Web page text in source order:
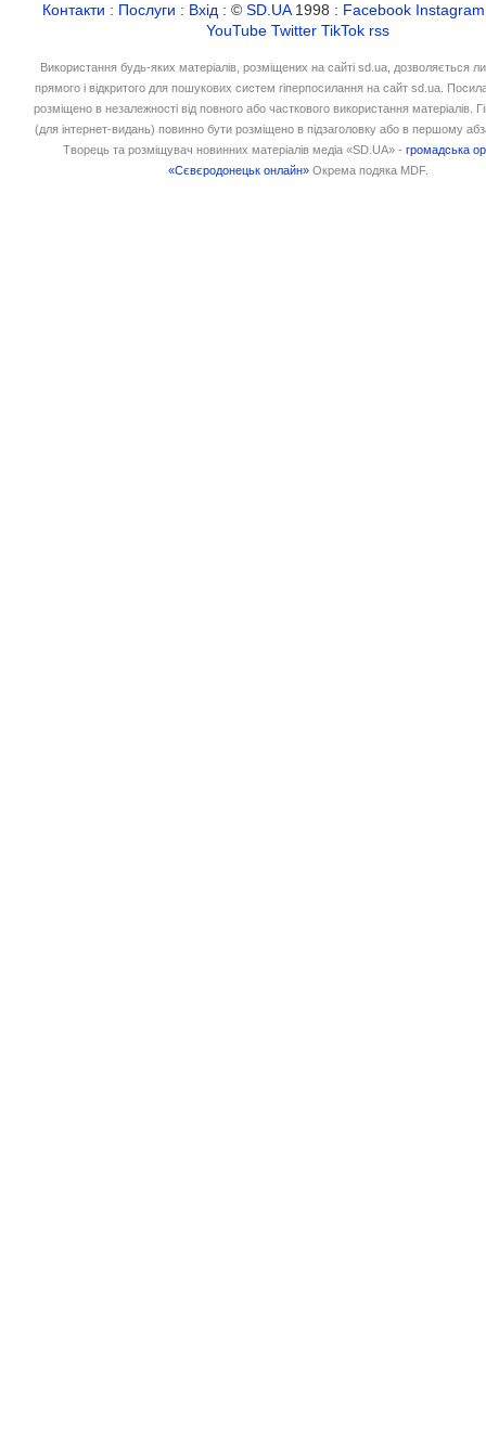
Контакти : Послуги : Вхід : ©SD.UA1998 : Facebook Instagram
YouTube Twitter TikTok rss
Використання будь-яких матеріалів, розміщених на сайті sd.ua, дозволяється
прямого і відкритого для пошукових систем гіперпосилання на сайт sd.ua.
розміщено в незалежності від повного або часткового використання матеріалів.
(для інтернет-видань) повинно бути розміщено в підзаголовку або в першому
Творець та розміщувач новинних матеріалів медіа «SD.UA» -громадська
«Сєвєродонецьк онлайн» Окрема подяка MDF.